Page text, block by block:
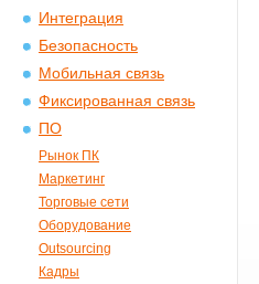
Интеграция
Безопасность
Мобильная связь
Фиксированная связь
ПО
Рынок ПК
Маркетинг
Торговые сети
Оборудование
Outsourcing
Кадры